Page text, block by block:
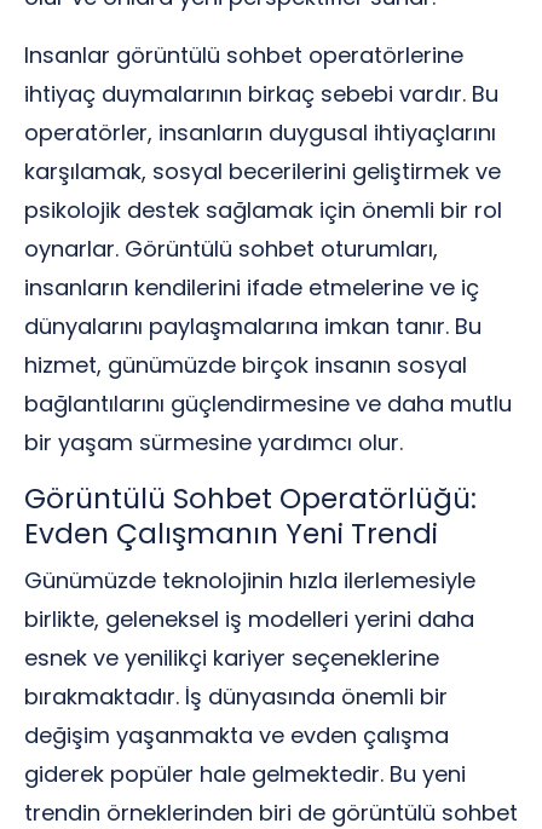
Insanlar görüntülü sohbet operatörlerine
ihtiyaç duymalarının birkaç sebebi vardır. Bu
operatörler, insanların duygusal ihtiyaçlarını
karşılamak, sosyal becerilerini geliştirmek ve
psikolojik destek sağlamak için önemli bir rol
oynarlar. Görüntülü sohbet oturumları,
insanların kendilerini ifade etmelerine ve iç
dünyalarını paylaşmalarına imkan tanır. Bu
hizmet, günümüzde birçok insanın sosyal
bağlantılarını güçlendirmesine ve daha mutlu
bir yaşam sürmesine yardımcı olur.
Görüntülü Sohbet Operatörlüğü:
Evden Çalışmanın Yeni Trendi
Günümüzde teknolojinin hızla ilerlemesiyle
birlikte, geleneksel iş modelleri yerini daha
esnek ve yenilikçi kariyer seçeneklerine
bırakmaktadır. İş dünyasında önemli bir
değişim yaşanmakta ve evden çalışma
giderek popüler hale gelmektedir. Bu yeni
trendin örneklerinden biri de görüntülü sohbet